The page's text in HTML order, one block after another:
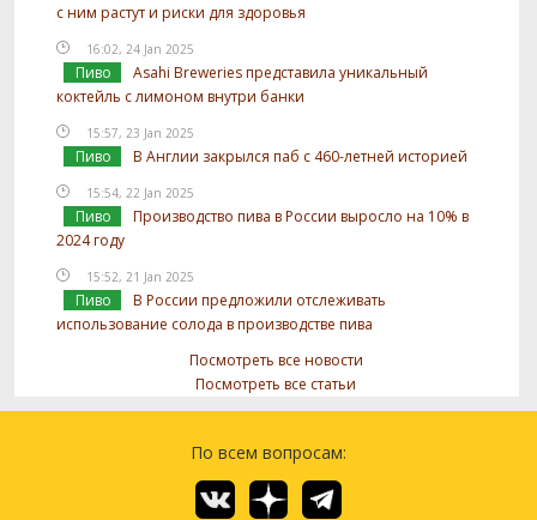
с ним растут и риски для здоровья
16:02, 24 Jan 2025
Пиво
Asahi Breweries представила уникальный
коктейль с лимоном внутри банки
15:57, 23 Jan 2025
Пиво В Англии закрылся паб с 460-летней историей
15:54, 22 Jan 2025
Пиво
Производство пива в России выросло на 10% в
2024 году
15:52, 21 Jan 2025
Пиво
В России предложили отслеживать
использование солода в производстве пива
Посмотреть все новости
Посмотреть все статьи
По всем вопросам: